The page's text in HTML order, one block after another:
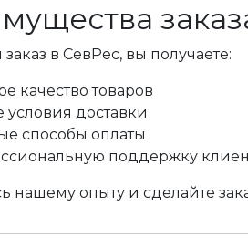
в СевРес, вы получаете:
качество товаров
условия доставки
способы оплаты
поддержку
нашему опыту и сделайте